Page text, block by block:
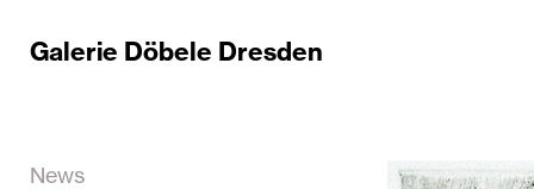
Galerie Döbele Dresden
News